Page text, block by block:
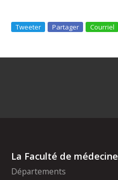
Tweeter Partager Courriel
La Faculté de médecine
Départements